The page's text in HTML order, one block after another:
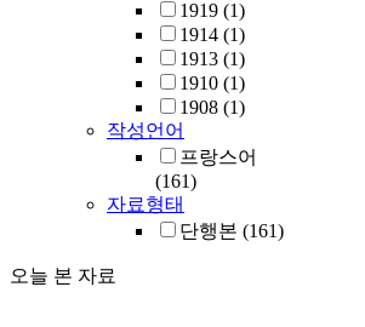
1919 (1)
1914 (1)
1913 (1)
1910 (1)
1908 (1)
작성언어
프랑스어
(161)
자료형태
단행본 (161)
오늘 본 자료